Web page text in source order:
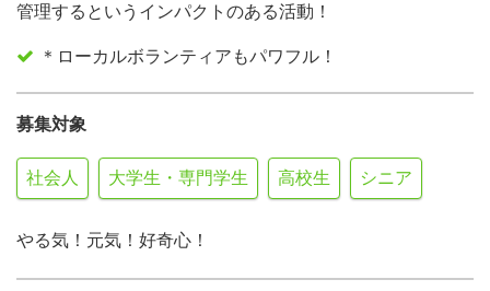
管理するというインパクトのある活動！
＊ローカルボランティアもパワフル！
募集対象
社会人 大学生・専門学生 高校生 シニア
やる気！元気！好奇心！